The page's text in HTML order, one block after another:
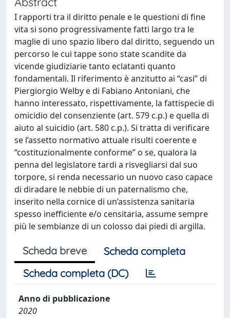
I rapporti tra il diritto penale e le questioni di fine
vita si sono progressivamente fatti largo tra le
maglie di uno spazio libero dal diritto, seguendo un
percorso le cui tappe sono state scandite da
vicende giudiziarie tanto eclatanti quanto
fondamentali. Il riferimento è anzitutto ai “casi” di
Piergiorgio Welby e di Fabiano Antoniani, che
hanno interessato, rispettivamente, la fattispecie di
omicidio del consenziente (art. 579 c.p.) e quella di
aiuto al suicidio (art. 580 c.p.). Si tratta di verificare
se l’assetto normativo attuale risulti coerente e
“costituzionalmente conforme” o se, qualora la
penna del legislatore tardi a risvegliarsi dal suo
torpore, si renda necessario un nuovo caso capace
di diradare le nebbie di un paternalismo che,
inserito nella cornice di un’assistenza sanitaria
spesso inefficiente e/o censitaria, assume sempre
più le sembianze di un colosso dai piedi di argilla.
Scheda breve
Scheda completa
Scheda completa (DC)
Anno di pubblicazione
2020